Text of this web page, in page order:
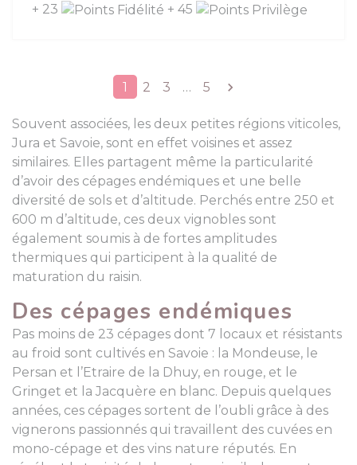
+ 23 + 45
1 2 3 … 5 Suivant

Souvent associées, les deux petites régions viticoles,
Jura et Savoie, sont en effet voisines et assez
similaires. Elles partagent même la particularité
d’avoir des cépages endémiques et une belle
diversité de sols et d’altitude. Perchés entre 250 et
600 m d’altitude, ces deux vignobles sont
également soumis à de fortes amplitudes
thermiques qui participent à la qualité de
maturation du raisin.
Des cépages endémiques
Pas moins de 23 cépages dont 7 locaux et résistants
au froid sont cultivés en Savoie : la Mondeuse, le
Persan et l’Etraire de la Dhuy, en rouge, et le
Gringet et la Jacquère en blanc. Depuis quelques
années, ces cépages sortent de l’oubli grâce à des
vignerons passionnés qui travaillent des cuvées en
mono-cépage et des vins nature réputés. En